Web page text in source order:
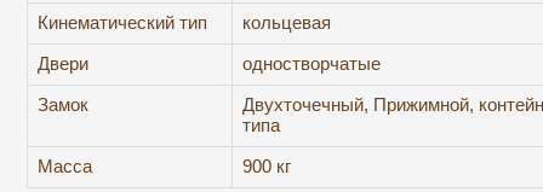
Кинематический тип кольцевая
Двери одностворчатые
Замок
Двухточечный, Прижимной,
типа
Масса 900 кг